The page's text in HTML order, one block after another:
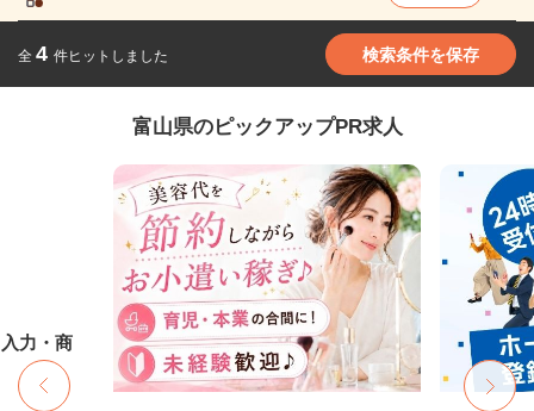
全 4 件ヒットしました 検索条件を保存
富山県のピックアップPR求人